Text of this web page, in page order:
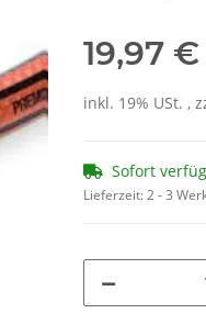
19,97 €
inkl. 19% USt. ,
Sofort
Lieferzeit:2 - 3